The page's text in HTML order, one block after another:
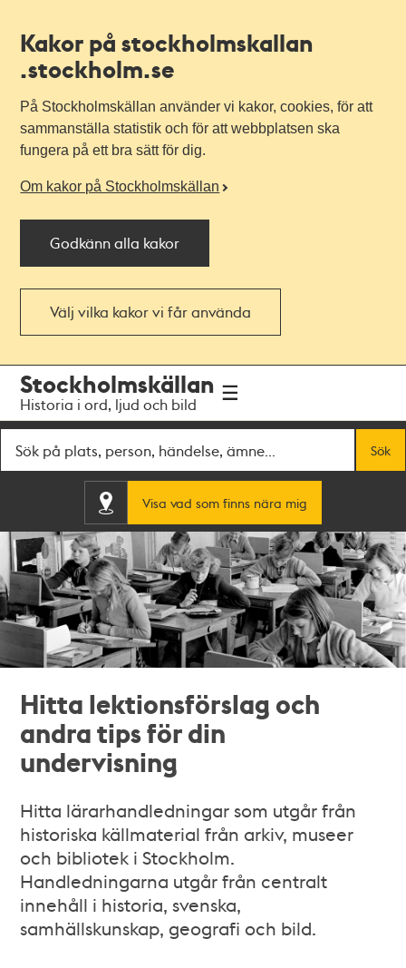
Kakor på stockholmskallan
.stockholm.se
På Stockholmskällan använder vi kakor, cookies, för att
sammanställa statistik och för att webbplatsen ska
fungera på ett bra sätt för dig.
Om kakor på Stockholmskällan
Godkänn alla kakor
Välj vilka kakor vi får använda
navigationen
huvudinnehållet
Stockholmskällan
Historia i ord, ljud och bild
Sök
Visa vad som finns nära mig
Hitta lektionsförslag och
andra tips för din
undervisning
Hitta lärarhandledningar som utgår från
historiska källmaterial från arkiv, museer
och bibliotek i Stockholm.
Handledningarna utgår från centralt
innehåll i historia, svenska,
samhällskunskap, geografi och bild.